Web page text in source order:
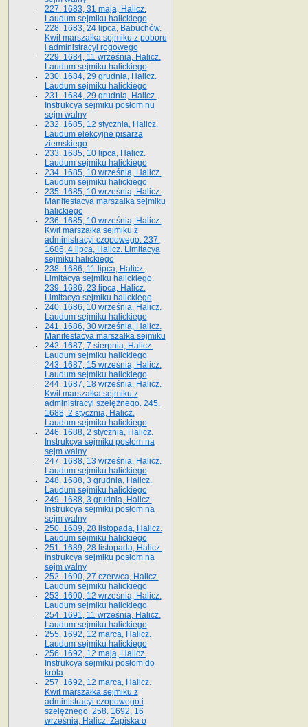
227. 1683, 31 maja, Halicz.
Laudum sejmiku halickiego
228. 1683, 24 lipca, Babuchów.
Kwit marszałka sejmiku z poboru
i administracyi rogowego
229. 1684, 11 września, Halicz.
Laudum sejmiku halickiego
230. 1684, 29 grudnia, Halicz.
Laudum sejmiku halickiego
231. 1684, 29 grudnia, Halicz.
Instrukcya sejmiku posłom nu
sejm walny
232. 1685, 12 stycznia, Halicz.
Laudum elekcyjne pisarza
ziemskiego
233. 1685, 10 lipca, Halicz.
Laudum sejmiku halickiego
234. 1685, 10 września, Halicz.
Laudum sejmiku halickiego
235. 1685, 10 września, Halicz.
Manifestacya marszałka sejmiku
halickiego
236. 1685, 10 września, Halicz.
Kwit marszałka sejmiku z
administracyi czopowego. 237.
1686, 4 lipca, Halicz. Limitacya
sejmiku halickiego
238. 1686, 11 lipca, Halicz.
Limitacya sejmiku halickiego.
239. 1686, 23 lipca, Halicz.
Limitacya sejmiku halickiego
240. 1686, 10 września, Halicz.
Laudum sejmiku halickiego
241. 1686, 30 września, Halicz.
Manifestacya marszałka sejmiku
242. 1687, 7 sierpnia, Halicz.
Laudum sejmiku halickiego
243. 1687, 15 września, Halicz.
Laudum sejmiku halickiego
244. 1687, 18 września, Halicz.
Kwit marszałka sejmiku z
administracyi szelężnego. 245.
1688, 2 stycznia, Halicz.
Laudum sejmiku halickiego
246. 1688, 2 stycznia, Halicz.
Instrukcya sejmiku posłom na
sejm walny
247. 1688, 13 września, Halicz.
Laudum sejmiku halickiego
248. 1688, 3 grudnia, Halicz.
Laudum sejmiku halickiego
249. 1688, 3 grudnia, Halicz.
Instrukcya sejmiku posłom na
sejm walny
250. 1689, 28 listopada, Halicz.
Laudum sejmiku halickiego
251. 1689, 28 listopada, Halicz.
Instrukcya sejmiku posłom na
sejm walny
252. 1690, 27 czerwca, Halicz.
Laudum sejmiku halickiego
253. 1690, 12 września, Halicz.
Laudum sejmiku halickiego
254. 1691, 11 września, Halicz.
Laudum sejmiku halickiego
255. 1692, 12 marca, Halicz.
Laudum sejmiku halickiego
256. 1692, 12 maja, Halicz.
Instrukcya sejmiku posłom do
króla
257. 1692, 12 marca, Halicz.
Kwit marszałka sejmiku z
administracyi czopowego i
szelężnego. 258. 1692, 16
września, Halicz. Zapiska o